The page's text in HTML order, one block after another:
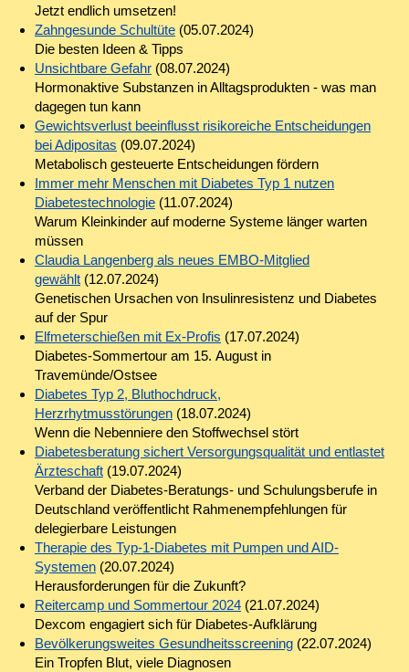
Jetzt endlich umsetzen!
Zahngesunde Schultüte(05.07.2024)
Die besten Ideen & Tipps
Unsichtbare Gefahr(08.07.2024)
Hormonaktive Substanzen in Alltagsprodukten - was man
dagegen tun kann
Gewichtsverlust beeinflusst risikoreiche Entscheidungen
bei Adipositas (09.07.2024)
Metabolisch gesteuerte Entscheidungen fördern
Immer mehr Menschen mit Diabetes Typ 1 nutzen
Diabetestechnologie(11.07.2024)
Warum Kleinkinder auf moderne Systeme länger warten
müssen
Claudia Langenberg als neues EMBO-Mitglied
gewählt(12.07.2024)
Genetischen Ursachen von Insulinresistenz und Diabetes
auf der Spur
Elfmeterschießen mit Ex-Profis (17.07.2024)
Diabetes-Sommertour am 15. August in
Travemünde/Ostsee
Diabetes Typ 2, Bluthochdruck,
Herzrhytmusstörungen(18.07.2024)
Wenn die Nebenniere den Stoffwechsel stört
Diabetesberatung sichert Versorgungsqualität und entlastet
Ärzteschaft(19.07.2024)
Verband der Diabetes-Beratungs- und Schulungsberufe in
Deutschland veröffentlicht Rahmenempfehlungen für
delegierbare Leistungen
Therapie des Typ-1-Diabetes mit Pumpen und AID-
Systemen(20.07.2024)
Herausforderungen für die Zukunft?
Reitercamp und Sommertour 2024(21.07.2024)
Dexcom engagiert sich für Diabetes-Aufklärung
Bevölkerungsweites Gesundheitsscreening(22.07.2024)
Ein Tropfen Blut, viele Diagnosen